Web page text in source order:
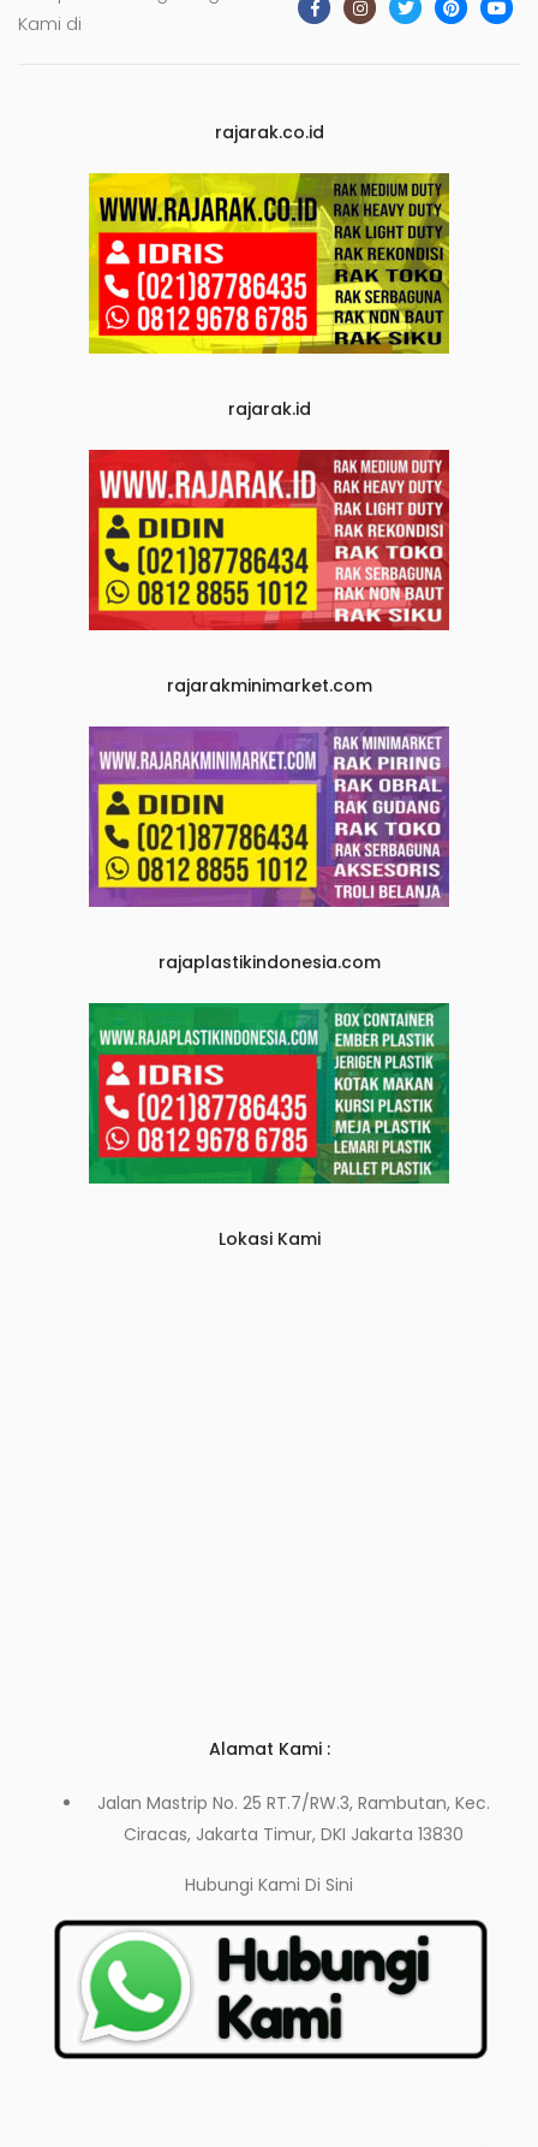
Kami di
rajarak.co.id
rajarak.id
rajarakminimarket.com
rajaplastikindonesia.com
Lokasi Kami
Alamat Kami :
Jalan Mastrip No. 25 RT.7/RW.3, Rambutan, Kec.
Ciracas, Jakarta Timur, DKI Jakarta 13830
Hubungi Kami Di Sini